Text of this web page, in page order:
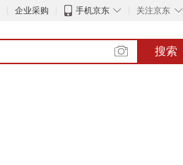
企业采购 ◇
手机京东 ◇
关注京东
搜索